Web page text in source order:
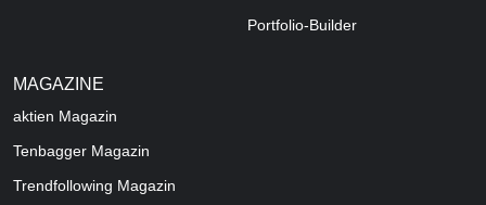
Portfolio-Builder
MAGAZINE
aktien Magazin
Tenbagger Magazin
Trendfollowing Magazin